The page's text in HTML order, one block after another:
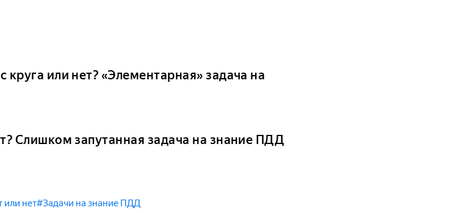
круга или нет? «Элементарная» задача на
Слишком запутанная задача на знание ПДД
нет#Задачи на знание ПДД